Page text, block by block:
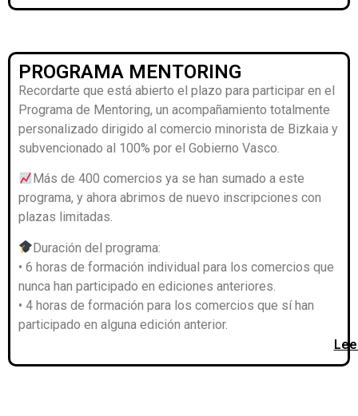
PROGRAMA MENTORING
Recordarte que está abierto el plazo para participar en el
Programa de Mentoring, un acompañamiento totalmente
personalizado dirigido al comercio minorista de Bizkaia y
subvencionado al 100% por el Gobierno Vasco.
Más de 400 comercios ya se han sumado a este
programa, y ahora abrimos de nuevo inscripciones con
plazas limitadas.
Duración del programa:
• 6 horas de formación individual para los comercios que
nunca han participado en ediciones anteriores.
• 4 horas de formación para los comercios que sí han
participado en alguna edición anterior.